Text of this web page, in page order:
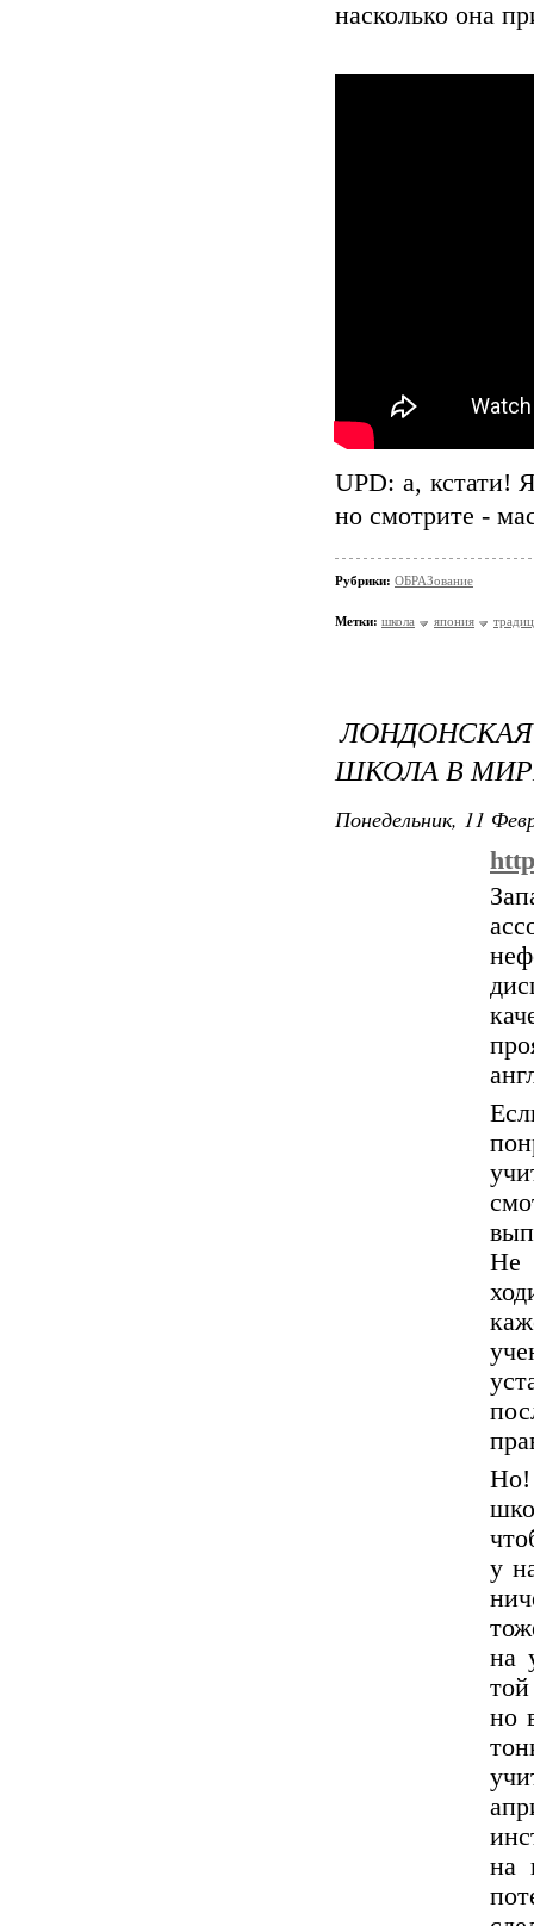
насколько она
UPD: а, кстати!
но смотрите -
Рубрики: ОБРАЗование
Метки: школа япония
ШКОЛА В
Понедельник, 11
Не
Но!
у
на
но
на